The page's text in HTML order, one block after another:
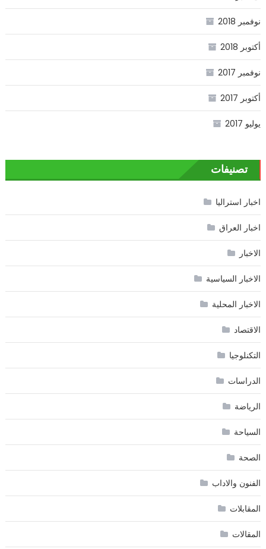
نوفمبر 2018
أكتوبر 2018
نوفمبر 2017
أكتوبر 2017
يوليو 2017
تصنيفات
اخبار استراليا
اخبار العراق
الاخبار
الاخبار السياسية
الاخبار المحلية
الاقتصاد
التكنلوجيا
الدراسات
الرياضة
السياحة
الصحة
الفنون والاداب
المقابلات
المقالات